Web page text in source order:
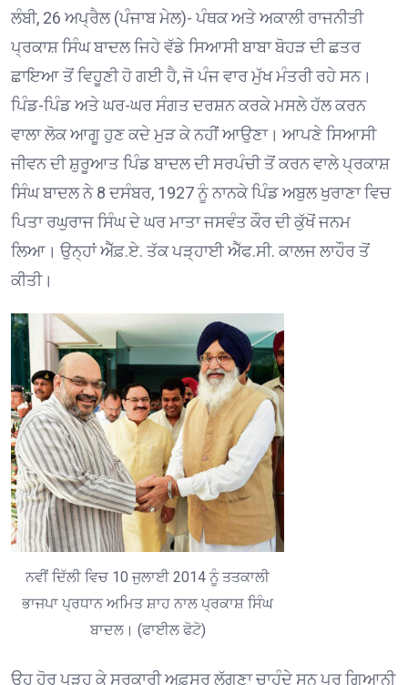
ਲੰਬੀ, 26 ਅਪ੍ਰੈਲ (ਪੰਜਾਬ ਮੇਲ)- ਪੰਥਕ ਅਤੇ ਅਕਾਲੀ ਰਾਜਨੀਤੀ
ਪ੍ਰਕਾਸ਼ ਸਿੰਘ ਬਾਦਲ ਜਿਹੇ ਵੱਡੇ ਸਿਆਸੀ ਬਾਬਾ ਬੋਹੜ ਦੀ ਛਤਰ
ਛਾਇਆ ਤੋਂ ਵਿਹੂਣੀ ਹੋ ਗਈ ਹੈ, ਜੋ ਪੰਜ ਵਾਰ ਮੁੱਖ ਮੰਤਰੀ ਰਹੇ ਸਨ।
ਪਿੰਡ-ਪਿੰਡ ਅਤੇ ਘਰ-ਘਰ ਸੰਗਤ ਦਰਸ਼ਨ ਕਰਕੇ ਮਸਲੇ ਹੱਲ ਕਰਨ
ਵਾਲਾ ਲੋਕ ਆਗੂ ਹੁਣ ਕਦੇ ਮੁੜ ਕੇ ਨਹੀਂ ਆਉਣਾ। ਆਪਣੇ ਸਿਆਸੀ
ਜੀਵਨ ਦੀ ਸ਼ੁਰੂਆਤ ਪਿੰਡ ਬਾਦਲ ਦੀ ਸਰਪੰਚੀ ਤੋਂ ਕਰਨ ਵਾਲੇ ਪ੍ਰਕਾਸ਼
ਸਿੰਘ ਬਾਦਲ ਨੇ 8 ਦਸੰਬਰ, 1927 ਨੂੰ ਨਾਨਕੇ ਪਿੰਡ ਅਬੁਲ ਖੁਰਾਣਾ ਵਿਚ
ਪਿਤਾ ਰਘੁਰਾਜ ਸਿੰਘ ਦੇ ਘਰ ਮਾਤਾ ਜਸਵੰਤ ਕੌਰ ਦੀ ਕੁੱਖੋਂ ਜਨਮ
ਲਿਆ। ਉਨ੍ਹਾਂ ਐੱਫ਼.ਏ. ਤੱਕ ਪੜ੍ਹਾਈ ਐੱਫ.ਸੀ. ਕਾਲਜ ਲਾਹੌਰ ਤੋਂ
ਕੀਤੀ।
ਨਵੀਂ ਦਿੱਲੀ ਵਿਚ 10 ਜੁਲਾਈ 2014 ਨੂੰ ਤਤਕਾਲੀ
ਭਾਜਪਾ ਪ੍ਰਧਾਨ ਅਮਿਤ ਸ਼ਾਹ ਨਾਲ ਪ੍ਰਕਾਸ਼ ਸਿੰਘ
ਬਾਦਲ। (ਫਾਈਲ ਫੋਟੋ)
ਉਹ ਹੋਰ ਪੜ੍ਹ ਕੇ ਸਰਕਾਰੀ ਅਫ਼ਸਰ ਲੱਗਣਾ ਚਾਹੁੰਦੇ ਸਨ ਪਰ ਗਿਆਨੀ